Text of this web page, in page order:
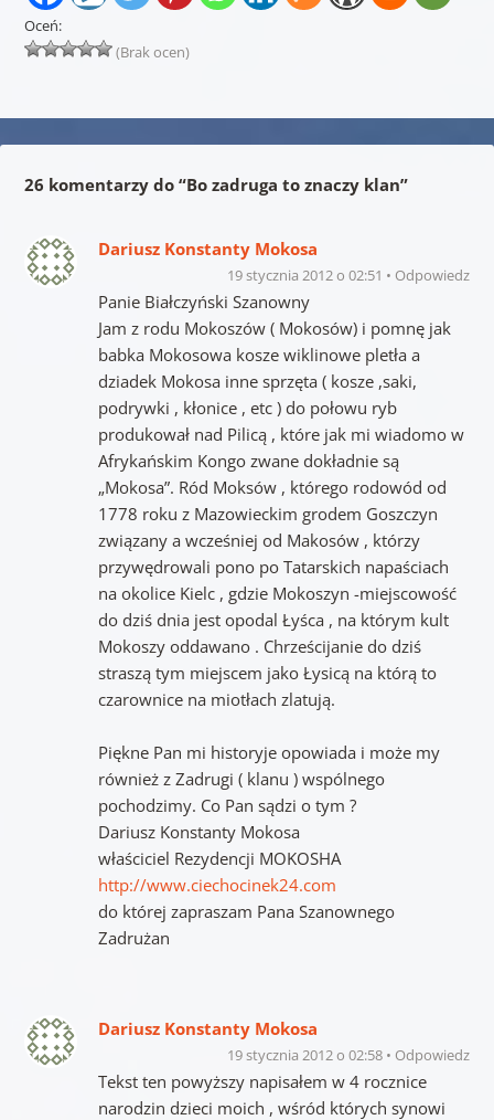
Oceń:
(Brak ocen)
26 komentarzy do “Bo zadruga to znaczy klan”
Dariusz Konstanty Mokosa
19 stycznia 2012 o 02:51 Odpowiedz
Panie Białczyński Szanowny
Jam z rodu Mokoszów ( Mokosów) i pomnę jak
babka Mokosowa kosze wiklinowe pletła a
dziadek Mokosa inne sprzęta ( kosze ,saki,
podrywki , kłonice , etc ) do połowu ryb
produkował nad Pilicą , które jak mi wiadomo w
Afrykańskim Kongo zwane dokładnie są
„Mokosa”. Ród Moksów , którego rodowód od
1778 roku z Mazowieckim grodem Goszczyn
związany a wcześniej od Makosów , którzy
przywędrowali pono po Tatarskich napaściach
na okolice Kielc , gdzie Mokoszyn -miejscowość
do dziś dnia jest opodal Łyśca , na którym kult
Mokoszy oddawano . Chrześcijanie do dziś
straszą tym miejscem jako Łysicą na którą to
czarownice na miotłach zlatują.
Piękne Pan mi historyje opowiada i może my
również z Zadrugi ( klanu ) wspólnego
pochodzimy. Co Pan sądzi o tym ?
Dariusz Konstanty Mokosa
właściciel Rezydencji MOKOSHA
http://www.ciechocinek24.com
do której zapraszam Pana Szanownego
Zadrużan
Dariusz Konstanty Mokosa
19 stycznia 2012 o 02:58 Odpowiedz
Tekst ten powyższy napisałem w 4 rocznice
narodzin dzieci moich , wśród których synowi